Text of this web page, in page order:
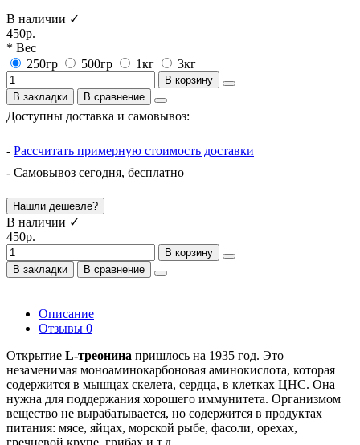
В наличии ✓
450р.
* Вес
250гр
500гр 1кг 3кг
В корзину
В закладки
В сравнение
Доступны доставка и самовывоз:
- Рассчитать примерную стоимость доставки
- Самовывоз сегодня, бесплатно
Нашли дешевле?
В наличии ✓
450р.
В корзину
В закладки
В сравнение
Описание
Отзывы 0
Открытие L-треонина пришлось на 1935 год. Это
незаменимая моноаминокарбоновая аминокислота, которая
содержится в мышцах скелета, сердца, в клетках ЦНС. Она
нужна для поддержания хорошего иммунитета. Организмом
вещество не вырабатывается, но содержится в продуктах
питания: мясе, яйцах, морской рыбе, фасоли, орехах,
гречневой крупе, грибах и т.д.